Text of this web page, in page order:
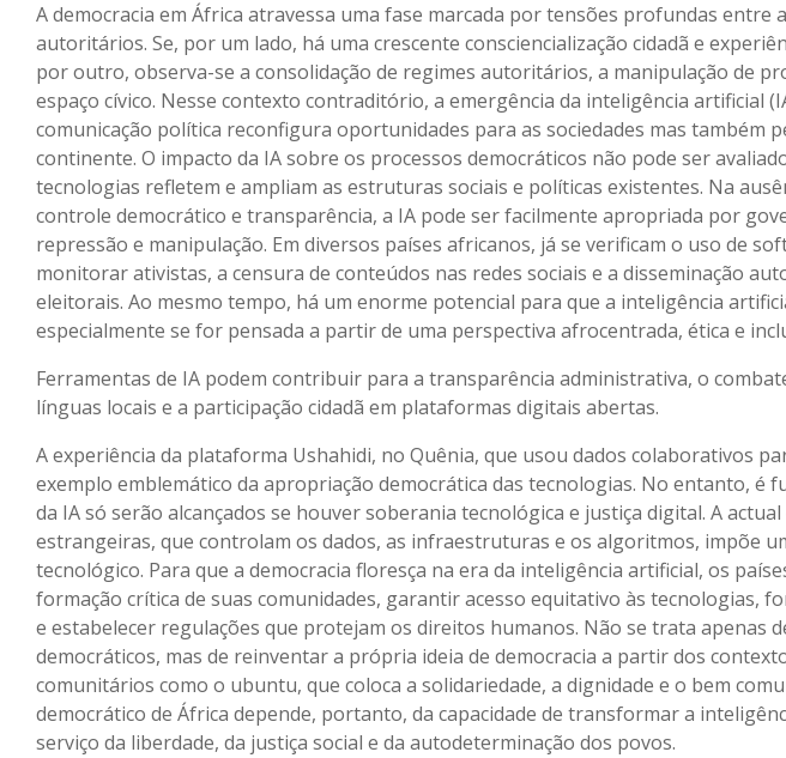
A democracia em África atravessa uma fase marcada por tensões profundas entre
autoritários. Se, por um lado, há uma crescente consciencialização cidadã e
por outro, observa-se a consolidação de regimes autoritários, a manipulação de
espaço cívico. Nesse contexto contraditório, a emergência da inteligência artificial
comunicação política reconfigura oportunidades para as sociedades mas também
continente. O impacto da IA sobre os processos democráticos não pode ser
tecnologias refletem e ampliam as estruturas sociais e políticas existentes. Na
controle democrático e transparência, a IA pode ser facilmente apropriada por
repressão e manipulação. Em diversos países africanos, já se verificam o uso de
monitorar ativistas, a censura de conteúdos nas redes sociais e a disseminação
eleitorais. Ao mesmo tempo, há um enorme potencial para que a inteligência
especialmente se for pensada a partir de uma perspectiva afrocentrada, ética e
Ferramentas de IA podem contribuir para a transparência administrativa, o
línguas locais e a participação cidadã em plataformas digitais abertas.
A experiência da plataforma Ushahidi, no Quênia, que usou dados colaborativos
exemplo emblemático da apropriação democrática das tecnologias. No entanto, é
da IA só serão alcançados se houver soberania tecnológica e justiça digital. A
estrangeiras, que controlam os dados, as infraestruturas e os algoritmos, impõe
tecnológico. Para que a democracia floresça na era da inteligência artificial, os
formação crítica de suas comunidades, garantir acesso equitativo às tecnologias,
e estabelecer regulações que protejam os direitos humanos. Não se trata apenas
democráticos, mas de reinventar a própria ideia de democracia a partir dos
comunitários como o ubuntu, que coloca a solidariedade, a dignidade e o bem
democrático de África depende, portanto, da capacidade de transformar a
serviço da liberdade, da justiça social e da autodeterminação dos povos.